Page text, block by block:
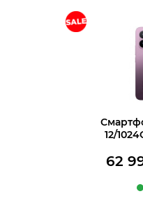
Купить в 1
12/
62